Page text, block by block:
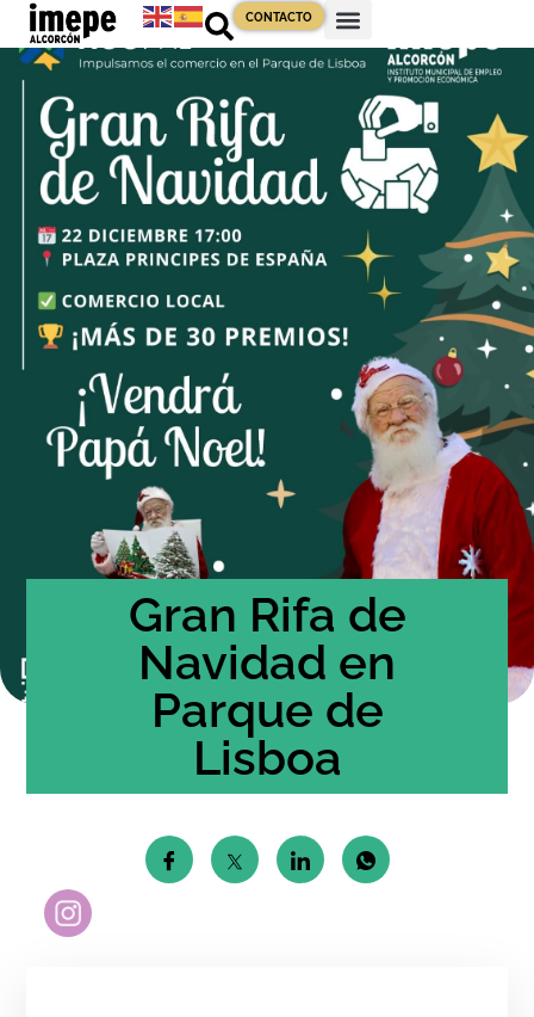
CONTACTO
Gran Rifa de
Navidad en
Parque de
Lisboa